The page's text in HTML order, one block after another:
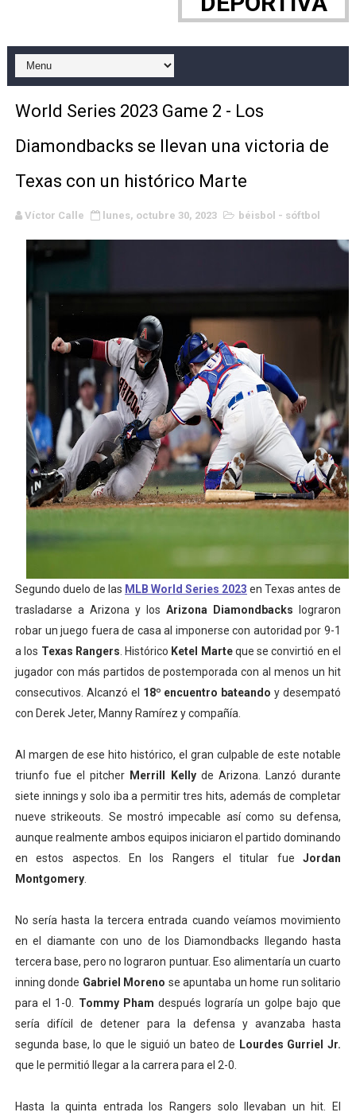
WWE NXT - Myles Borne y Tavion Heights ponen fin
Canadian Football League 2026 - Week 10
EFA y AFLE 2026 - Regular season
Mundial de esgrima 2026 (Hong Kong) - La
Raquel Rodriguez es la nueva monarca
Athletes Unlimited Softball League 2026 - Las Utah
Mundial de piragüismo slalom 2026 (Oklahoma City,
Tour de Francia masculino 2026 - Tadej Pogacar
Mundial de Fórmula 1 2026 - Lando Norris consigue
World Series 2023 Game 2 - Los
Diamondbacks se llevan una victoria de
Texas con un histórico Marte
Víctor Calle lunes, octubre 30, 2023 béisbol - sóftbol
Segundo duelo de las MLB World Series 2023 en Texas antes de
trasladarse a Arizona y losArizona Diamondbacks
lograron
robar un juego fuera de casa al imponerse con autoridad por 9-1
a los Texas Rangers . Histórico Ketel Marteque se convirtió en el
jugador con más partidos de postemporada con al menos un hit
consecutivos. Alcanzó el 18º encuentro bateandoy desempató
con Derek Jeter, Manny Ramírez y compañía.
Al margen de ese hito histórico, el gran culpable de este notable
triunfo fue el pitcher Merrill Kelly de Arizona. Lanzó durante
siete innings y solo iba a permitir tres hits, además de completar
nueve strikeouts. Se mostró impecable así como su defensa,
aunque realmente ambos equipos iniciaron el partido dominando
en estos aspectos. En los Rangers el titular fueJordan
Montgomery.
No sería hasta la tercera entrada cuando veíamos movimiento
en el diamante con uno de los Diamondbacks llegando hasta
tercera base, pero no lograron puntuar. Eso alimentaría un cuarto
inning donde Gabriel Moreno se apuntaba un home run solitario
para el 1-0. Tommy Pham después lograría un golpe bajo que
sería difícil de detener para la defensa y avanzaba hasta
segunda base, lo que le siguió un bateo de Lourdes Gurriel Jr.
que le permitió llegar a la carrera para el 2-0.
Hasta la quinta entrada los Rangers solo llevaban un hit. El